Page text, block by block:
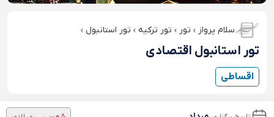
سلام پرواز تور تور ترکیه تور استانبول
تور استانبول اقتصادی
اقساطی